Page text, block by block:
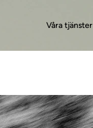
Våra tjänster